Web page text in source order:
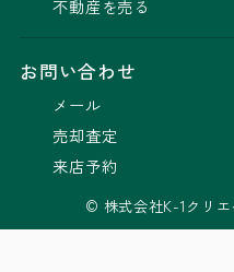
不動産を売る
お問い合わせ
メール
売却査定
来店予約
© 株式会社K-1クリ